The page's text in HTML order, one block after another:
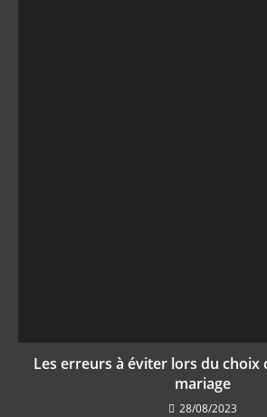
Les erreurs à éviter lors du choix
mariage
28/08/2023